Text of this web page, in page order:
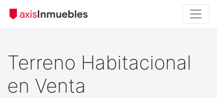
Terreno Habitacional
en Venta